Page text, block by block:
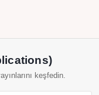
keşfedin.